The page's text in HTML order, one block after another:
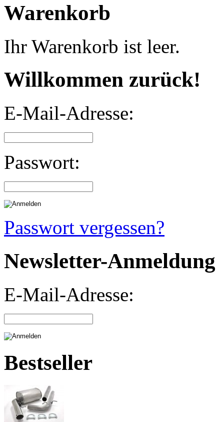
Warenkorb
Ihr Warenkorb ist leer.
Willkommen zurück!
E-Mail-Adresse:
Passwort:
Passwort vergessen?
Newsletter-Anmeldung
E-Mail-Adresse:
Bestseller